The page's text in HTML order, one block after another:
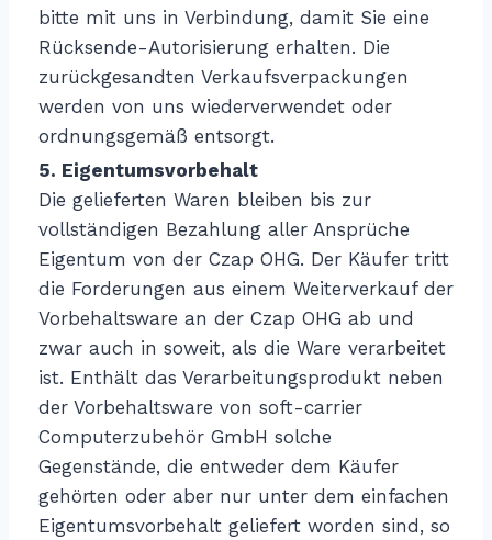
bitte mit uns in Verbindung, damit Sie eine
Rücksende-Autorisierung erhalten. Die
zurückgesandten Verkaufsverpackungen
werden von uns wiederverwendet oder
ordnungsgemäß entsorgt.
5. Eigentumsvorbehalt
Die gelieferten Waren bleiben bis zur
vollständigen Bezahlung aller Ansprüche
Eigentum von der Czap OHG. Der Käufer tritt
die Forderungen aus einem Weiterverkauf der
Vorbehaltsware an der Czap OHG ab und
zwar auch in soweit, als die Ware verarbeitet
ist. Enthält das Verarbeitungsprodukt neben
der Vorbehaltsware von soft-carrier
Computerzubehör GmbH solche
Gegenstände, die entweder dem Käufer
gehörten oder aber nur unter dem einfachen
Eigentumsvorbehalt geliefert worden sind, so